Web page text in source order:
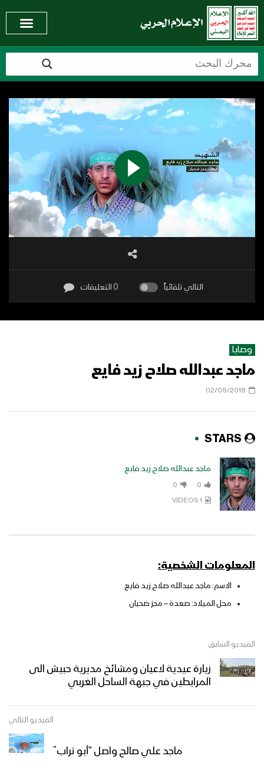
التالي تلقائياً 0 التعليقات
وصايا
ماجد عبدالله صلاح زيد فايع
02/09/2018
STARS
ماجد عبدالله صلاح زيد فايع
0
0
1 VIDEOS
المعلومات الشخصية:
الاسم: ماجد عبدالله صلاح زيد فايع
محل الميلاد: صعدة – مجز ضحيان
الفيديو السابق
زيارة عيدية لاعيان ومشائخ مديرية حبيش الى
المرابطين في جبهة الساحل الغربي
الفيديو التالي
ماجد علي صالح واصل “أبو تراب”